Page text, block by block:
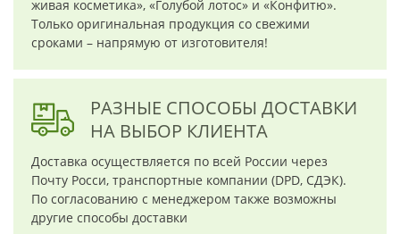
живая косметика», «Голубой лотос» и «Конфитю».
Только оригинальная продукция со свежими
сроками – напрямую от изготовителя!
РАЗНЫЕ СПОСОБЫ ДОСТАВКИ
НА ВЫБОР КЛИЕНТА
Доставка осуществляется по всей России через
Почту Росси, транспортные компании (DPD, СДЭК).
По согласованию с менеджером также возможны
другие способы доставки